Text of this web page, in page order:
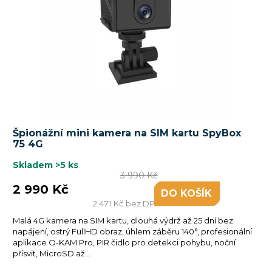
Špionážní mini kamera na SIM kartu SpyBox
75 4G
Průměrné
hodnocení
je
z
hvězdiček.
Skladem >5 ks
2 471 Kč bez DPH
2 990 Kč
3 990 Kč
DO KOŠÍKU
Malá 4G kamera na SIM kartu, dlouhá výdrž až 25 dní bez
napájení, ostrý FullHD obraz, úhlem záběru 140°, profesionální
aplikace O-KAM Pro, PIR čidlo pro detekci pohybu, noční
přísvit, MicroSD až...